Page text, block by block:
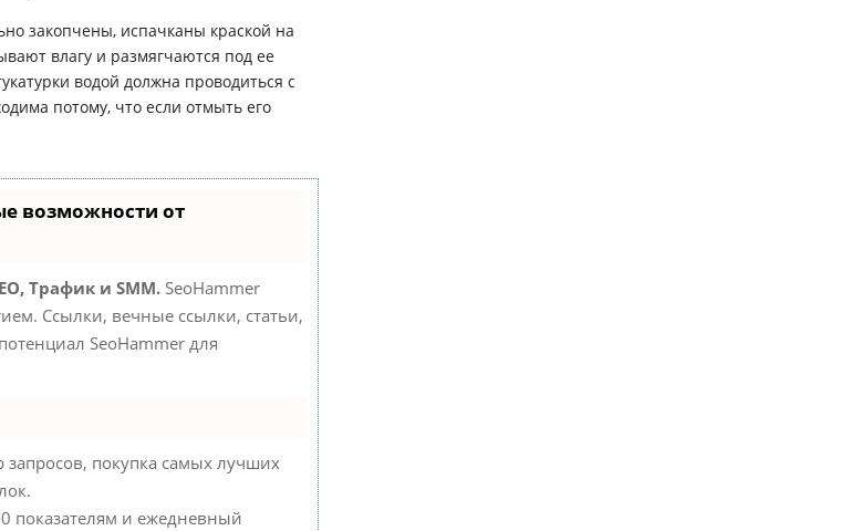
закопчены, испачканы краской на
влагу и размягчаются под ее
водой должна проводиться с
потому, что если отмыть его
возможности от
Трафик и SMM. SeoHammer
Ссылки, вечные ссылки, статьи,
SeoHammer для
покупка самых лучших
показателям и ежедневный